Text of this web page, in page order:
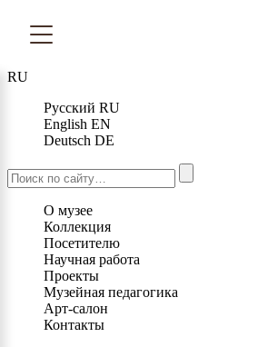
RU
Русский RU
English EN
Deutsch DE
О музее
Коллекция
Посетителю
Научная работа
Проекты
Музейная педагогика
Арт-салон
Контакты